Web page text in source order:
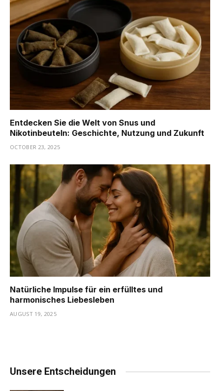
Entdecken Sie die Welt von Snus und
Nikotinbeuteln: Geschichte, Nutzung und Zukunft
OCTOBER 23, 2025
Natürliche Impulse für ein erfülltes und
harmonisches Liebesleben
AUGUST 19, 2025
Unsere Entscheidungen